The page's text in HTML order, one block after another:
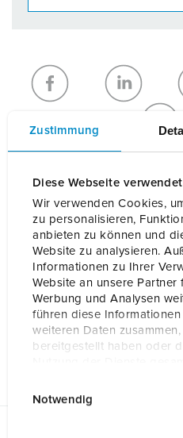
Zustimmung
Diese Webseite
Wir verwenden Cookies,
zu personalisieren,
anbieten zu können und
Website zu analysieren.
Informationen zu Ihrer
Website an unsere Partner
Werbung und Analysen
führen diese
weiteren Daten
bereitgestellt haben oder
Notwendig
Mijn lijst
NIEUW LIJST
Details
Algemene gegevens
Elektrische gegevens
Mechanische gegevens